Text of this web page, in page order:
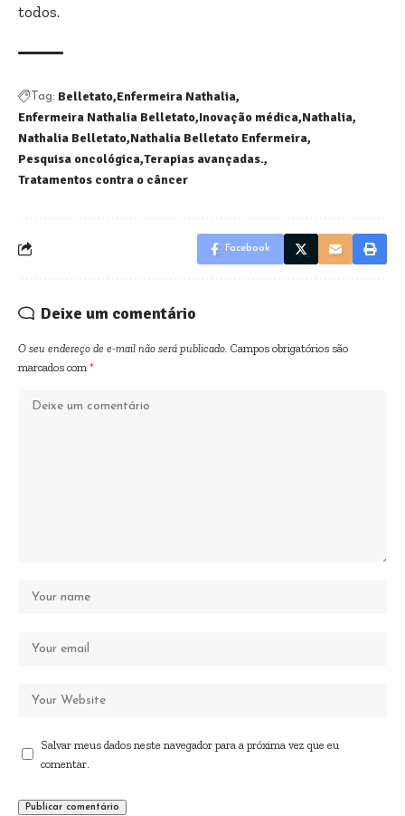
todos.
Tag: Belletato Enfermeira Nathalia
Enfermeira Nathalia Belletato Inovação médica Nathalia
Nathalia Belletato Nathalia Belletato Enfermeira
Pesquisa oncológica Terapias avançadas.
Tratamentos contra o câncer
Facebook
Deixe um comentário
O seu endereço de e-mail não será publicado. Campos obrigatórios são
marcados com *
Salvar meus dados neste navegador para a próxima vez que eu
comentar.